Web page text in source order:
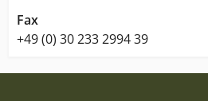
Fax
+49 (0) 30 233 2994 39